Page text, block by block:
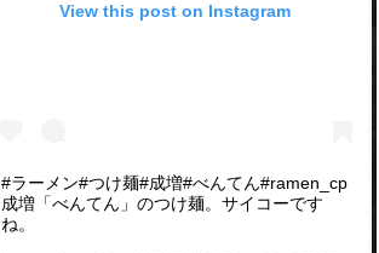
View this post on Instagram
#ラーメン#つけ麺#成増#べんてん#ramen_cp
成増「べんてん」のつけ麺。サイコーです
ね。